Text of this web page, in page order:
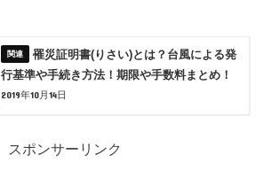
罹災証明書(りさい)とは？台風による発
行基準や手続き方法！期限や手数料まとめ！
2019年10月14日
スポンサーリンク